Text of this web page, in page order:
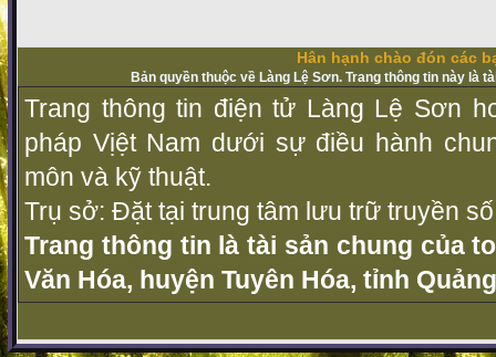
Hân hạnh chào đón các
Bản quyền thuộc về Làng Lệ Sơn. Trang thông tin này là
Trang thông tin điện tử Làng Lệ Sơn
pháp Vịệt Nam dưới sự điều hành
môn và kỹ thuật.
Trụ sở: Đặt tại trung tâm lưu trữ truyền
Trang thông tin là tài sản chung của
Văn Hóa, huyện Tuyên Hóa, tỉnh